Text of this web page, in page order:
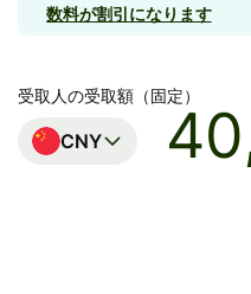
数料が割引になります
受取人の受取額（固定）
CNY